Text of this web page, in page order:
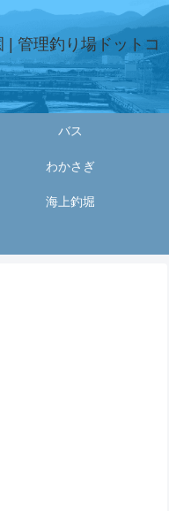
| 管理釣り場ドットコ
バス
わかさぎ
海上釣堀